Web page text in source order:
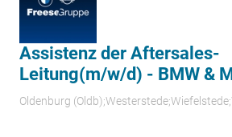
Assistenz der Aftersales-
Leitung(m/w/d) - BMW &
Oldenburg